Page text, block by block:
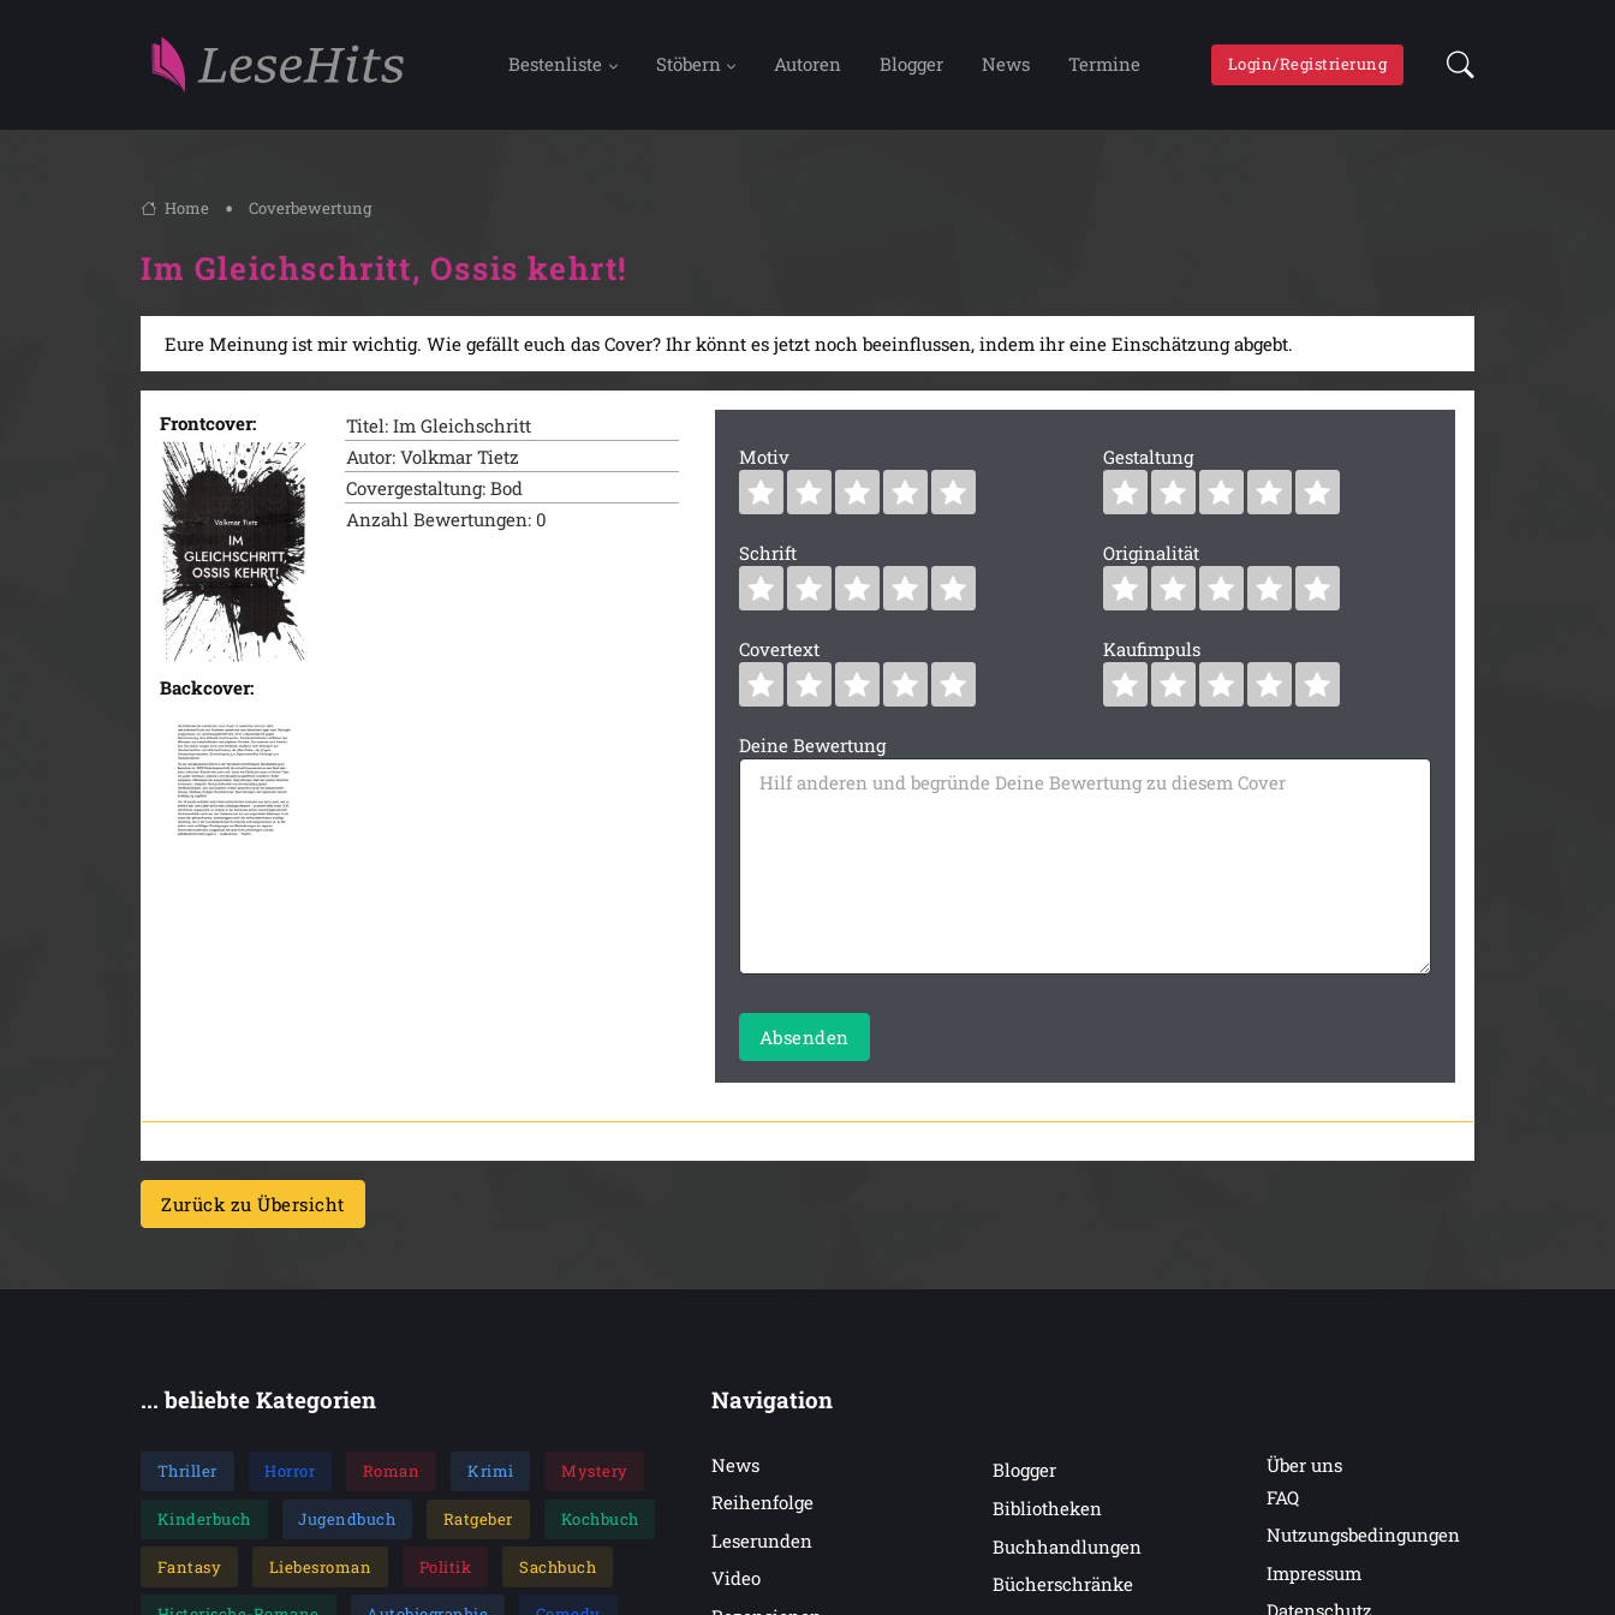
Bestenliste Stöbern Autoren Blogger News Termine Login/Registrierung
Home Coverbewertung
Im Gleichschritt, Ossis kehrt!
Eure Meinung ist mir wichtig. Wie gefällt euch das Cover? Ihr könnt es jetzt noch beeinflussen, indem ihr eine Einschätzung abgebt.
Frontcover:
Backcover:
Titel: Im Gleichschritt
Autor: Volkmar Tietz
Covergestaltung: Bod
Anzahl Bewertungen: 0
Motiv Gestaltung
Schrift Originalität
Covertext Kaufimpuls
Deine Bewertung
Absenden
Zurück zu Übersicht
... beliebte Kategorien
Thriller Horror Roman Krimi Mystery
Kinderbuch Jugendbuch Ratgeber Kochbuch
Fantasy Liebesroman Politik Sachbuch
Navigation
News
Reihenfolge
Leserunden
Video
Blogger
Bibliotheken
Buchhandlungen
Bücherschränke
Über uns
FAQ
Nutzungsbedingungen
Impressum